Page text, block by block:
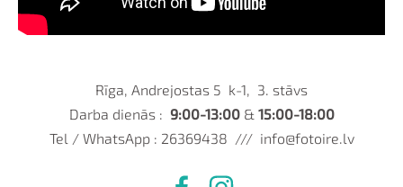
Rīga, Andrejostas 5 k-1, 3. stāvs
Darba dienās : 9:00-13:00 &15:00-18:00
Tel / WhatsApp : 26369438 /// info@fotoire.lv